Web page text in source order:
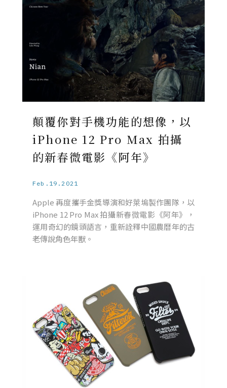
顛覆你對手機功能的想像，以
iPhone 12 Pro Max 拍攝
的新春微電影《阿年》
Feb.19.2021
Apple 再度攜手金獎導演和好萊塢製作團隊，以
iPhone 12 Pro Max 拍攝新春微電影《阿年》，
運用奇幻的鏡頭語言，重新詮釋中國農曆年的古
老傳說角色年獸。